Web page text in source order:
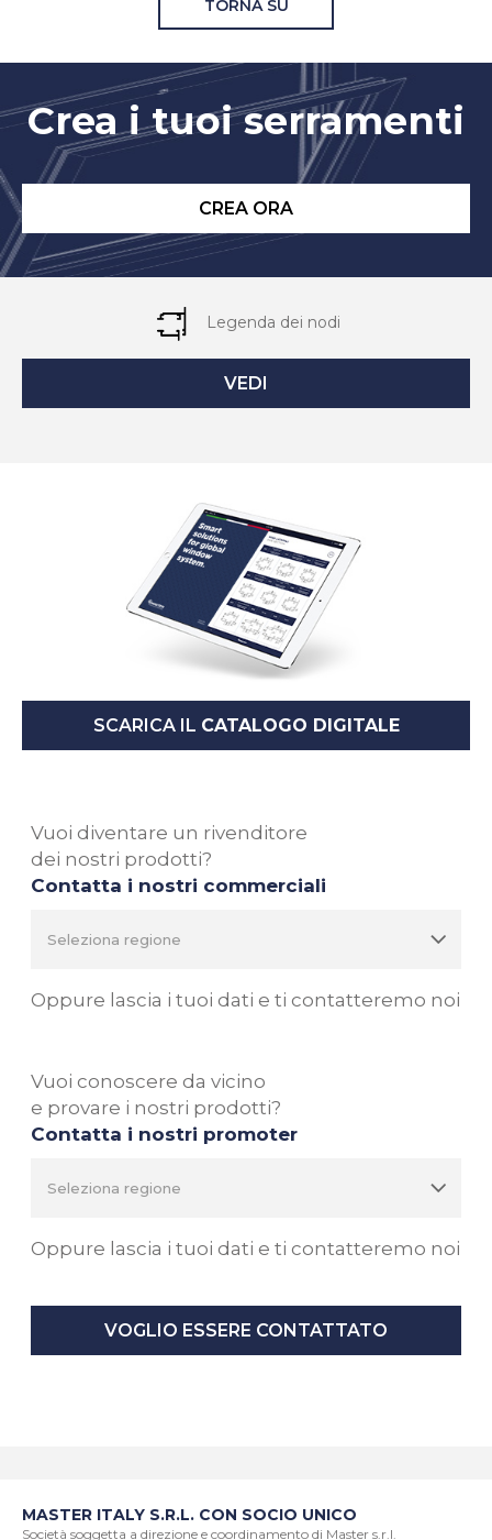
TORNA SU
Crea i tuoi serramenti
CREA ORA
Legenda dei nodi
VEDI
SCARICA IL CATALOGO DIGITALE
Vuoi diventare un rivenditore
dei nostri prodotti?
Contatta i nostri commerciali
Oppure lascia i tuoi dati e ti contatteremo noi
Vuoi conoscere da vicino
e provare i nostri prodotti?
Contatta i nostri promoter
Oppure lascia i tuoi dati e ti contatteremo noi
VOGLIO ESSERE CONTATTATO
MASTER ITALY S.R.L. CON SOCIO UNICO
Società soggetta a direzione e coordinamento di Master s.r.l.